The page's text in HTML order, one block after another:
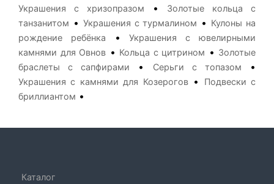
Украшения с хризопразом •
Золотые кольца с
танзанитом • Украшения с турмалином • Кулоны на
рождение ребёнка
•Украшения с ювелирными
камнями для Овнов • Кольца с цитрином • Золотые
браслеты с сапфирами
• Серьги с топазом •
Украшения с камнями для Козерогов•
Подвески с
бриллиантом •
Каталог